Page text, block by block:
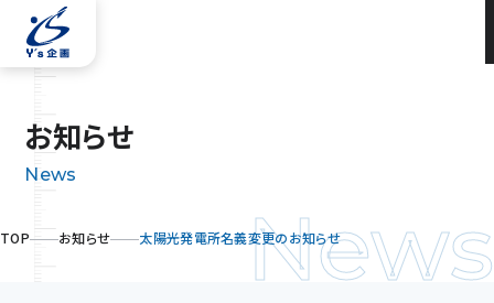
お知らせ
News
TOP お知らせ 太陽光発電所名義変更のお知らせNews